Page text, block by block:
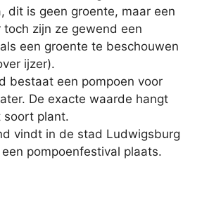
dit is geen groente, maar een
toch zijn ze gewend een
een groente te beschouwen
ijzer).
bestaat een pompoen voor
De exacte waarde hangt
soort plant.
vindt in de stad Ludwigsburg
pompoenfestival plaats.